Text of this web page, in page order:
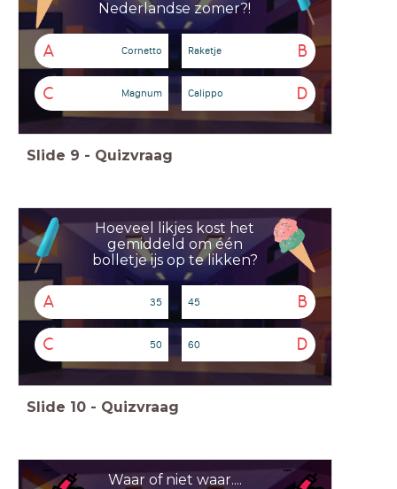
Nederlandse zomer?!
A Cornetto B
Raketje
C Magnum D
Calippo
Slide 9 - Quizvraag
Hoeveel likjes kost het
gemiddeld om één
bolletje ijs op te likken?
A 35 B
45
C 50 D
60
Slide 10 - Quizvraag
Waar of niet waar....